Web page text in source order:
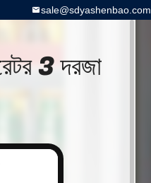
sale@sdyashenbao.com
3 দরজা